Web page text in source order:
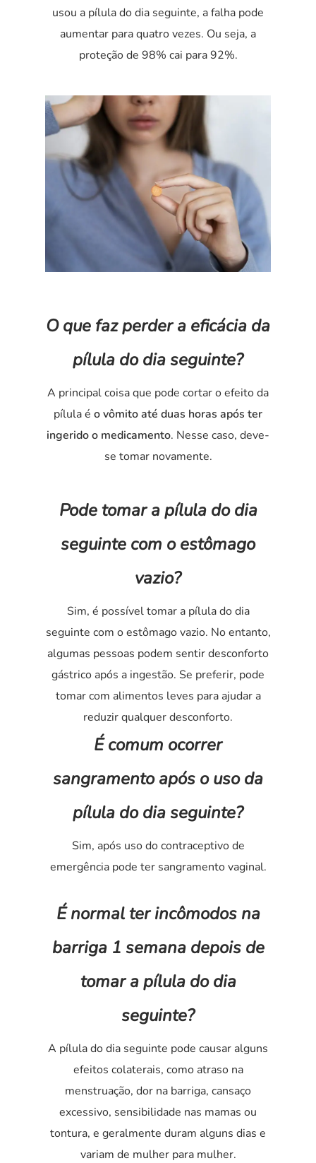
usou a pílula do dia seguinte, a falha pode
aumentar para quatro vezes. Ou seja, a
proteção de 98% cai para 92%.
O que faz perder a eficácia da
pílula do dia seguinte?
A principal coisa que pode cortar o efeito da
pílula é o vômito até duas horas após ter
ingerido o medicamento. Nesse caso, deve-
se tomar novamente.
Pode tomar a pílula do dia
seguinte com o estômago
vazio?
Sim, é possível tomar a pílula do dia
seguinte com o estômago vazio. No entanto,
algumas pessoas podem sentir desconforto
gástrico após a ingestão. Se preferir, pode
tomar com alimentos leves para ajudar a
reduzir qualquer desconforto.
É comum ocorrer
sangramento após o uso da
pílula do dia seguinte?
Sim, após uso do contraceptivo de
emergência pode ter sangramento vaginal.
É normal ter incômodos na
barriga 1 semana depois de
tomar a pílula do dia
seguinte?
A pílula do dia seguinte pode causar alguns
efeitos colaterais, como atraso na
menstruação, dor na barriga, cansaço
excessivo, sensibilidade nas mamas ou
tontura, e geralmente duram alguns dias e
variam de mulher para mulher.